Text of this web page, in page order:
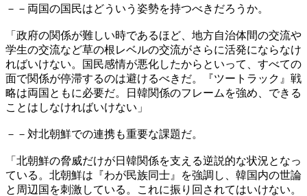
－－両国の国民はどういう姿勢を持つべきだろうか。
「政府の関係が難しい時であるほど、地方自治体間の交流や
学生の交流など草の根レベルの交流がさらに活発にならなけ
ればいけない。国民感情が悪化したからといって、すべての
面で関係が停滞するのは避けるべきだ。『ツートラック』戦
略は両国ともに必要だ。日韓関係のフレームを強め、できる
ことはしなければいけない」
－－対北朝鮮での連携も重要な課題だ。
「北朝鮮の脅威だけが日韓関係を支える逆説的な状況となっ
ている。北朝鮮は『わが民族同士』を強調し、韓国内の世論
と周辺国を刺激している。これに振り回されてはいけない。